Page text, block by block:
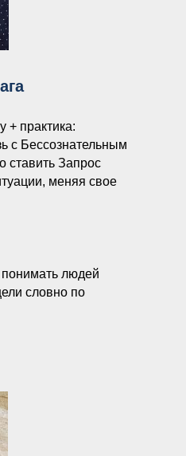
+ практика:
с Бессознательным
ставить Запрос
меняя свое
людей
словно по